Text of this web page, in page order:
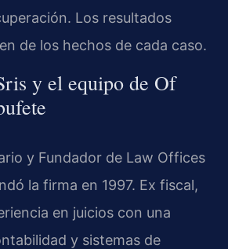
Los resultados
de los hechos de cada caso.
y el equipo de Of
y Fundador de Law Offices
la firma en 1997. Ex fiscal,
en juicios con una
y sistemas de